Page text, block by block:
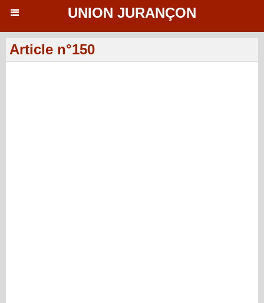
UNION JURANÇON
Article n°150